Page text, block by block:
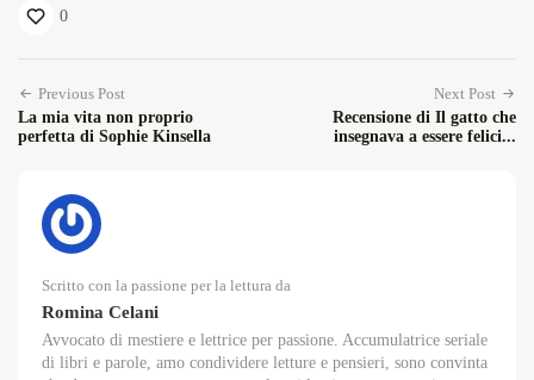
0
Previous Post
La mia vita non proprio
perfetta di Sophie Kinsella
Next Post
Recensione di Il gatto che
insegnava a essere felici...
Scritto con la passione per la lettura da
Romina Celani
Avvocato di mestiere e lettrice per passione. Accumulatrice seriale
di libri e parole, amo condividere letture e pensieri, sono convinta